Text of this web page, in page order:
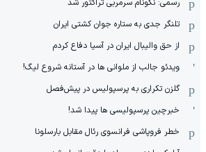
رسمی: نکونام سرمربی تراکتور شد
تلنگر جدی به ستاره جوان کشتی ایران
از حق والیبال ایران در آسیا دفاع کردم
ویدئو جالب از ملوانی ها در آستانه شروع لیگ!
گلزن تکراری به پرسپولیس در پیش‌فصل
خبرچین پرسپولیسی ها پیدا شد!
خطر فروپاشی فرانسوی رئال مقابل بارسلونا